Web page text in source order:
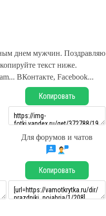
днем мужчин. Поздравляю
текст ниже.
ВКонтакте, Facebook...
Копировать
Для форумов и чатов
Копировать